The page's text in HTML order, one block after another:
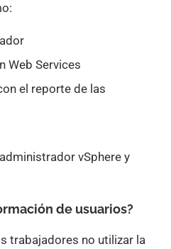
Web Services
el reporte de las
vSphere y
de usuarios?
trabajadores no utilizar la